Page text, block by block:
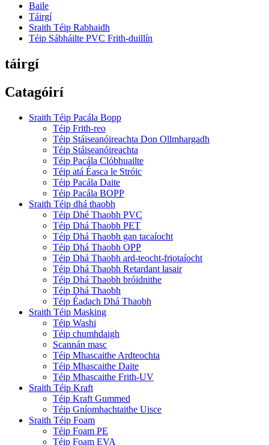
Baile
Táirgí
Sraith Téip Rabhaidh
Téip Sábháilte PVC Frith-duillín
táirgí
Catagóirí
Sraith Téip Pacála Bopp
Téip Frith-reo
Téip Stáiseanóireachta Don Ollmhargadh
Téip Stáiseanóireachta
Téip Pacála Clóbhuailte
Téip atá Éasca le Stróic
Téip Pacála Daite
Téip Pacála BOPP
Sraith Téip dhá thaobh
Téip Dhé Thaobh PVC
Téip Dhá Thaobh PET
Téip Dhá Thaobh gan tacaíocht
Téip Dhá Thaobh OPP
Téip Dhá Thaobh ard-teocht-friotaíocht
Téip Dhá Thaobh Retardant lasair
Téip Dhá Thaobh bróidnithe
Téip Dhá Thaobh
Téip Éadach Dhá Thaobh
Sraith Téip Masking
Téip Washi
Téip chumhdaigh
Scannán masc
Téip Mhascaithe Ardteochta
Téip Mhascaithe Daite
Téip Mhascaithe Frith-UV
Sraith Téip Kraft
Téip Kraft Gummed
Téip Gníomhachtaithe Uisce
Sraith Téip Foam
Téip Foam PE
Téip Foam EVA